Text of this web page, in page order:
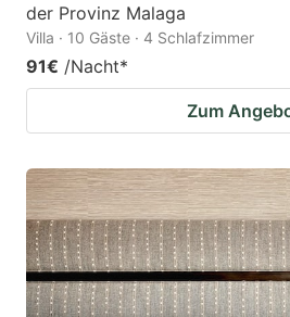
der Provinz Malaga
Villa · 10 Gäste · 4 Schlafzimmer
91€ /Nacht*
Zum